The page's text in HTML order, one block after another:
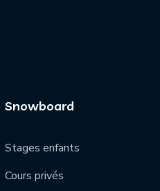
Snowboard
Stages enfants
Cours privés